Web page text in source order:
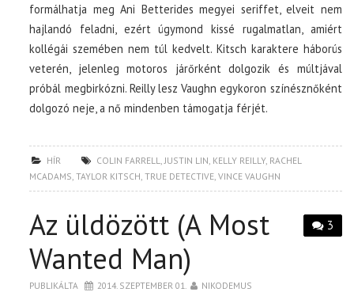
formálhatja meg Ani Betterides megyei seriffet, elveit nem
hajlandó feladni, ezért úgymond kissé rugalmatlan, amiért
kollégái szemében nem túl kedvelt. Kitsch karaktere háborús
veterén, jelenleg motoros járőrként dolgozik és múltjával
próbál megbirkózni. Reilly lesz Vaughn egykoron színésznőként
dolgozó neje, a nő mindenben támogatja férjét.
HÍR COLIN FARRELL JUSTIN LIN KELLY REILLY, RACHEL
MCADAMS ,TAYLOR KITSCH ,TRUE DETECTIVE ,VINCE VAUGHN
3
Az üldözött (A Most
Wanted Man)
PUBLIKÁLTA 2014. SZEPTEMBER 01. NIKODEMUS